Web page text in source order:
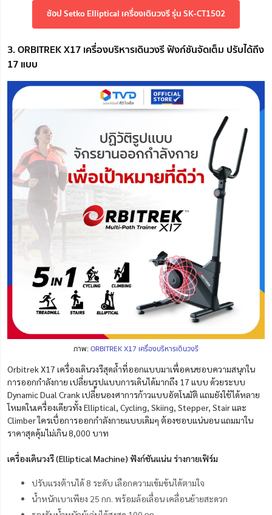
ช้อป Setko Elliptical เครื่องเดินวงรี รุ่น SK-CT1502
3. ORBITREK X17 เครื่องบริหารเดินวงรี ฟังก์ชันจัดเต็ม ปรับได้ถึง
17 แบบ
ภาพ:ORBITREK X17 เครื่องบริหารเดินวงรี
Orbitrek X17 เครื่องเดินวงรีสุดล้ำที่ออกแบบมาเพื่อคนชอบความสนุกใน
การออกกำลังกาย เปลี่ยนรูปแบบการเดินได้มากถึง 17 แบบ ด้วยระบบ
Dynamic Dual Crank เปลี่ยนองศาการก้าวแบบอัตโนมัติ แถมยังใช้ได้หลาย
โหมดในเครื่องเดียวทั้ง Elliptical, Cycling, Skiing, Stepper, Stair และ
Climber ใครเบื่อการออกกำลังกายแบบเดิมๆ ต้องชอบแน่นอน แถมมาใน
ราคาสุดคุ้มไม่เกิน 8,000 บาท
เครื่องเดินวงรี (Elliptical Machine) ฟังก์ชันแน่น ร่างกายเฟิร์ม
ปรับแรงต้านได้ 8 ระดับ เลือกความเข้มข้นได้ตามใจ
น้ำหนักเบาเพียง 25 กก. พร้อมล้อเลื่อน เคลื่อนย้ายสะดวก